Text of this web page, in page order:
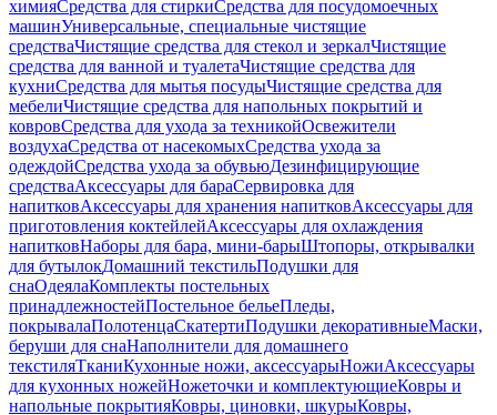
химияСредства для стиркиСредства для посудомоечных
машинУниверсальные, специальные чистящие
средстваЧистящие средства для стекол и зеркалЧистящие
средства для ванной и туалетаЧистящие средства для
кухниСредства для мытья посудыЧистящие средства для
мебелиЧистящие средства для напольных покрытий и
ковровСредства для ухода за техникойОсвежители
воздухаСредства от насекомыхСредства ухода за
одеждойСредства ухода за обувьюДезинфицирующие
средстваАксессуары для бараСервировка для
напитковАксессуары для хранения напитковАксессуары для
приготовления коктейлейАксессуары для охлаждения
напитковНаборы для бара, мини-барыШтопоры, открывалки
для бутылокДомашний текстильПодушки для
снаОдеялаКомплекты постельных
принадлежностейПостельное бельеПледы,
покрывалаПолотенцаСкатертиПодушки декоративныеМаски,
беруши для снаНаполнители для домашнего
текстиляТканиКухонные ножи, аксессуарыНожиАксессуары
для кухонных ножейНожеточки и комплектующиеКовры и
напольные покрытияКовры, циновки, шкурыКовры,